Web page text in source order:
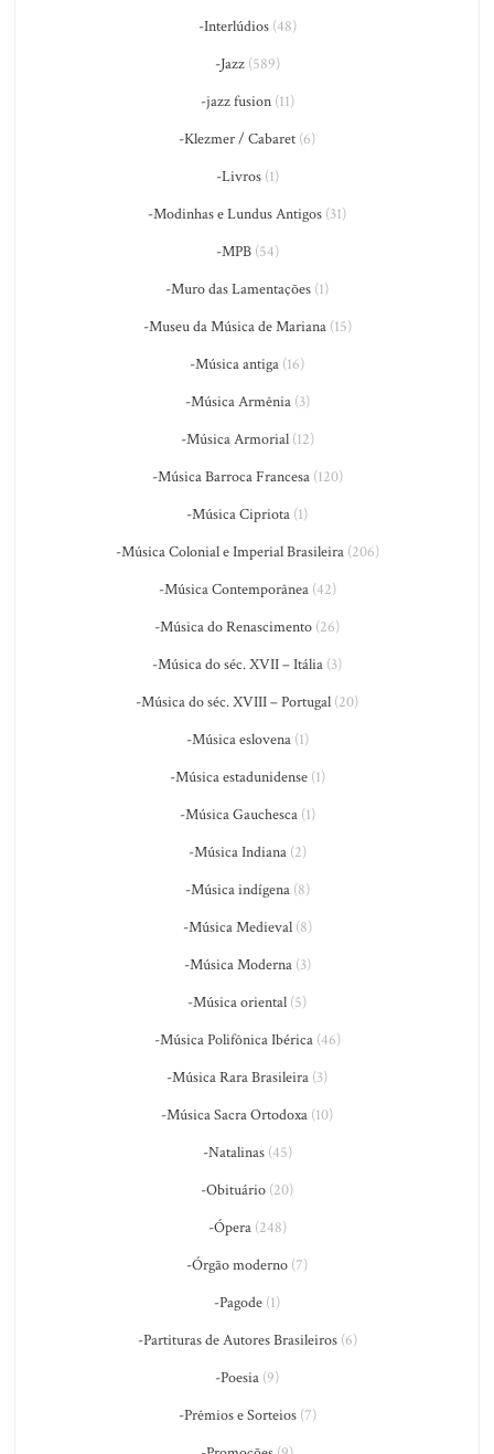
-Interlúdios(48)
-Jazz(589)
-jazz fusion(11)
-Klezmer / Cabaret (6)
-Livros(1)
-Modinhas e Lundus Antigos (31)
-MPB(54)
-Muro das Lamentações (1)
-Museu da Música de Mariana(15)
-Música antiga (16)
-Música Armênia(3)
-Música Armorial(12)
-Música Barroca Francesa(120)
-Música Cipriota (1)
-Música Colonial e Imperial Brasileira(206)
-Música Contemporânea(42)
-Música do Renascimento (26)
-Música do séc. XVII – Itália (3)
-Música do séc. XVIII – Portugal (20)
-Música eslovena(1)
-Música estadunidense(1)
-Música Gauchesca(1)
-Música Indiana(2)
-Música indígena(8)
-Música Medieval(8)
-Música Moderna(3)
-Música oriental (5)
-Música Polifônica Ibérica(46)
-Música Rara Brasileira (3)
-Música Sacra Ortodoxa (10)
-Natalinas(45)
-Obituário (20)
-Ópera(248)
-Órgão moderno (7)
-Pagode (1)
-Partituras de Autores Brasileiros(6)
-Poesia (9)
-Prêmios e Sorteios(7)